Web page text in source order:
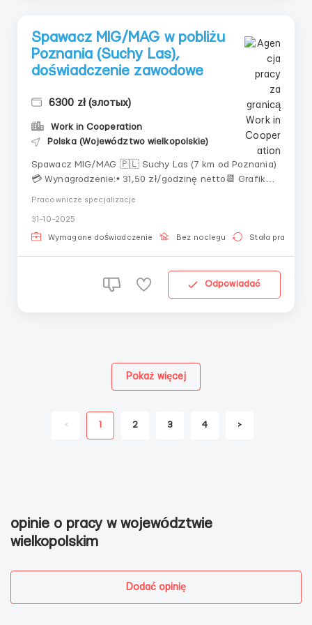
Spawacz MIG/MAG w pobliżu
Poznania (Suchy Las),
doświadczenie zawodowe
6300 zł (злотых)
Work in Cooperation
Polska (Województwo wielkopolskie)
Spawacz MIG/MAG 🇵🇱 Suchy Las (7 km od Poznania)
💳 Wynagrodzenie:• 31,50 zł/godzinę netto📆 Grafik
Obowiązki:• spawanie stalowych elementów o różnych
grubościach zgodnie z dokumentac...
Pracownicze specjalizacje
31-10-2025
Wymagane doświadczenie Bez noclegu Stała praca
Odpowiadać
< 1 2 3 4 >
Pokaż więcej
opinie o pracy w województwie
wielkopolskim
Dodać opinię